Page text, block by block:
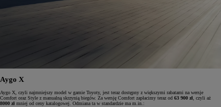
Aygo X
Aygo X, czyli najmniejszy model w gamie Toyoty, jest teraz dostępny z większymi rabatami na wersje
Comfort oraz Style z manualną skrzynią biegów. Za wersję Comfort zapłacimy teraz od 63 900 zł, czyli aż
8000 zł mniej od ceny katalogowej. Odmiana ta w standardzie ma m.in.: